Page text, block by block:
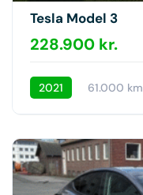
Tesla Model 3
228.900 kr.
2021 61.000 km